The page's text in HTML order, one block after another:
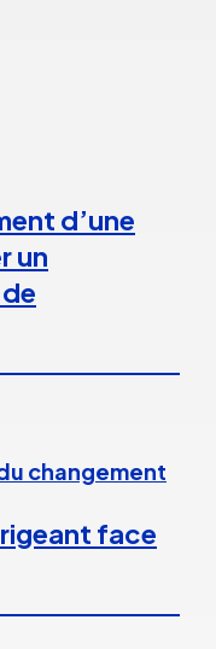
d’une
un
changement
face